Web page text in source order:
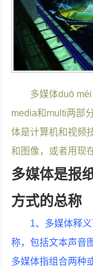
多媒体duō
media和multi两部
体是计算机和视频
和图像，或者用现
多媒体是报
方式的总称
1、多媒体释
称，包括文本声音
多媒体指组合两种